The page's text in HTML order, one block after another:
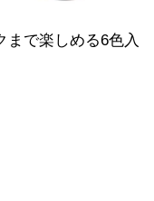
まで楽しめる6色入